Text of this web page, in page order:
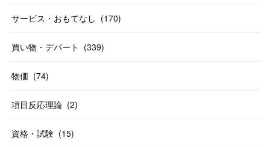
(31
58)
サービス・おもてなし (170)
買い物・デパート (339)
物価 (74)
項目反応理論 (2)
資格・試験 (15)